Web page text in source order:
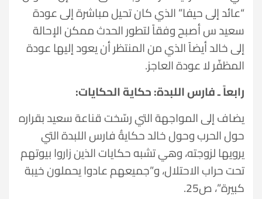
“عائد إلى حيفا” الذي كان تحيل مباشرة إلى عودة
سعيد س أصبح وفقاً لتطور الحدث ممكن الإحالة
إلى خالد أيضاً الذي من المنتظر أن يعود إليها عودة
المظفّر لا عودة العاجز.
رابعاً ـ فارس اللبدة: حكاية الحكايات:
يضاف إلى المواجهة التي رسّخت قناعة سعيد بقراره
حول الحرب وحول خالد حكايةُ فارس اللبدة التي
يرويها لزوجته، وهي تشبه حكايات الذين زاروا بيوتهم
تحت حراب الاحتلال، و”جميعهم عادوا يحملون خيبة
كبيرة”، ص25.